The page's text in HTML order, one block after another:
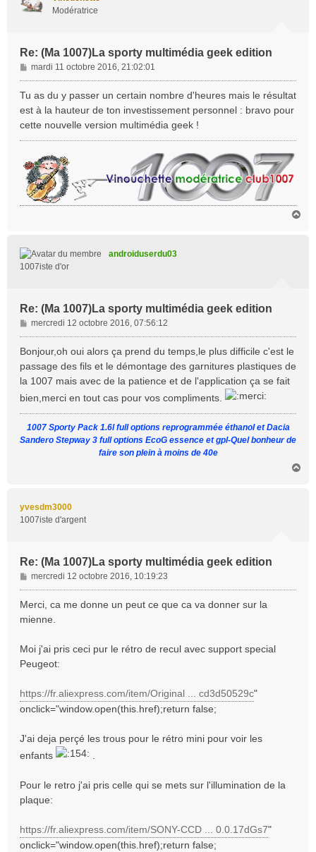
Modératrice
Re: (Ma 1007)La sporty multimédia geek edition
M
e
a
g
e
mardi 11 octobre 2016, 21:02:01
Tu as du y passer un certain nombre d'heures mais le résultat
est à la hauteur de ton investissement personnel : bravo pour
cette nouvelle version multimédia geek !
androiduserdu03
1007iste d'or
Re: (Ma 1007)La sporty multimédia geek edition
M
e
s
g
e
mercredi 12 octobre 2016, 07:56:12
Bonjour,oh oui alors ça prend du temps,le plus difficile c'est le
passage des fils et le démontage des garnitures plastiques de
la 1007 mais avec de la patience et de l'application ça se fait
bien,merci en tout cas pour vos compliments.
1007 Sporty Pack 1.6l full options reprogrammée éthanol et Dacia
Sandero Stepway 3 full options EcoG essence et gpl-Quel bonheur de
faire son plein à moins de 40e
yvesdm3000
1007iste d'argent
Re: (Ma 1007)La sporty multimédia geek edition
M
e
s
s
e
mercredi 12 octobre 2016, 10:19:23
Merci, ca me donne un peut ce que ca va donner sur la
mienne.
Moi j'ai pris ceci pur le rétro de recul avec support special
Peugeot:
https://fr.aliexpress.com/item/Original ... cd3d50529c"
onclick="window.open(this.href);return false;
J'ai deja perçé les trous pour le rétro mini pour voir les
enfants
.
Pour le retro j'ai pris celle qui se mets sur l'illumination de la
plaque:
https://fr.aliexpress.com/item/SONY-CCD ... 0.0.17dGs7"
onclick="window.open(this.href);return false;